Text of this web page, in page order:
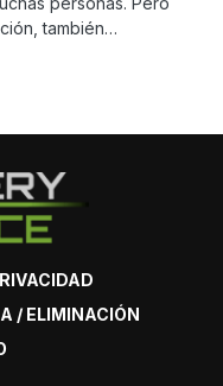
también…
/ ELIMINACIÓN